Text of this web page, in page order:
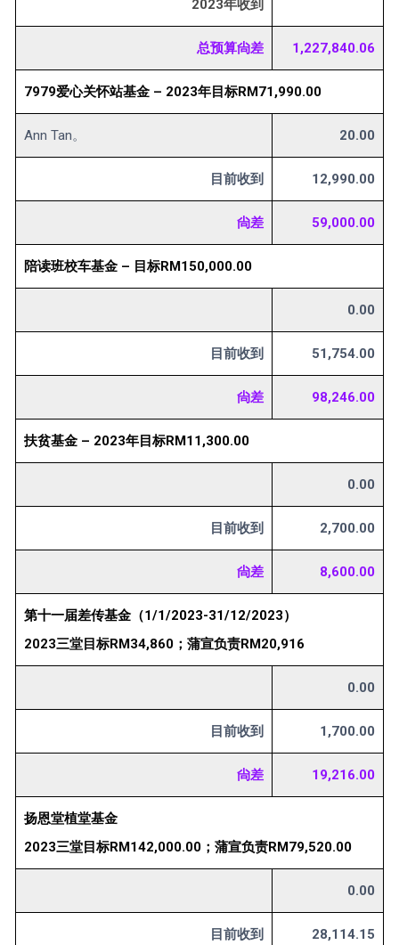
2023年收到
总预算尙差 1,227,840.06
7979爱心关怀站基金 – 2023年目标RM71,990.00
Ann Tan。 20.00
目前收到 12,990.00
尙差 59,000.00
陪读班校车基金 – 目标RM150,000.00
0.00
目前收到 51,754.00
尙差 98,246.00
扶贫基金 – 2023年目标RM11,300.00
0.00
目前收到 2,700.00
尙差 8,600.00
第十一届差传基金（1/1/2023-31/12/2023）
2023三堂目标RM34,860；蒲宣负责RM20,916
0.00
目前收到 1,700.00
尙差 19,216.00
扬恩堂植堂基金
2023三堂目标RM142,000.00；蒲宣负责RM79,520.00
0.00
目前收到 28,114.15